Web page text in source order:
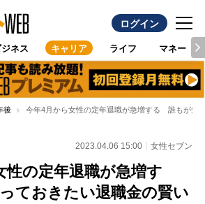
ログイン
ジネス キャリア ライフ マネー
後 今年4月から女性の定年退職が急増する 誰もが知
2023.04.06 15:00 女性セブン
性の定年退職が急増す
ておきたい退職金の賢い